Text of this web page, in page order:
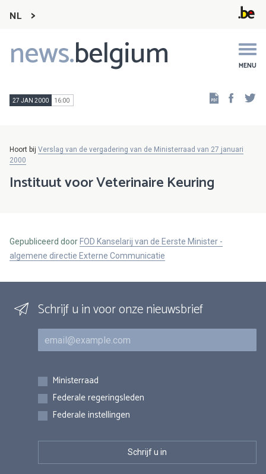
NL
news.belgium MENU
Main
navigation
27 JAN 2000 16:00
Hoort bij Verslag van de vergadering van de Ministerraad van 27 januari
2000
Instituut voor Veterinaire Keuring
Gepubliceerd door FOD Kanselarij van de Eerste Minister -
algemene directie Externe Communicatie
Schrijf u in voor onze nieuwsbrief
E-mail
Inschrijvingen
Ministerraad
Federale regeringsleden
Federale instellingen